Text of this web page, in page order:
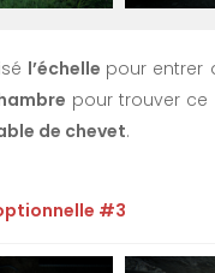
l’échelle pour entrer
pour trouver
de chevet.
#3